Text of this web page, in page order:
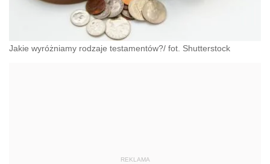
Jakie wyróżniamy rodzaje testamentów?/ fot. Shutterstock